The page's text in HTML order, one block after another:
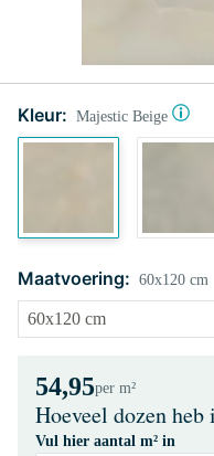
Kleur: Majestic Beige
Maatvoering: 60x120 cm
54,95per m²
Hoeveel dozen
Vul hier aantal m² in